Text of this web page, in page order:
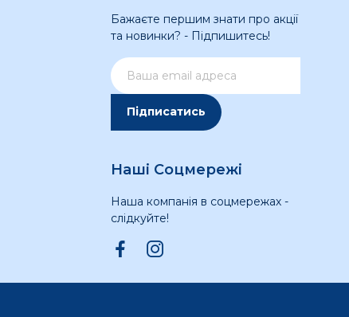
Бажаєте першим знати про акції
та новинки? - Підпишитесь!
Підписатись
Наші Соцмережі
Наша компанія в соцмережах -
слідкуйте!